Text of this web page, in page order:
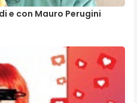
e con Mauro Perugini